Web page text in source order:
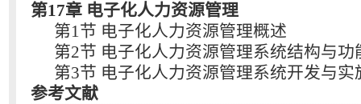
第17章 电子化人力资源管理
第1节 电子化人力资源管理概述
第2节 电子化人力资源管理系统结构与功
第3节 电子化人力资源管理系统开发与实
参考文献